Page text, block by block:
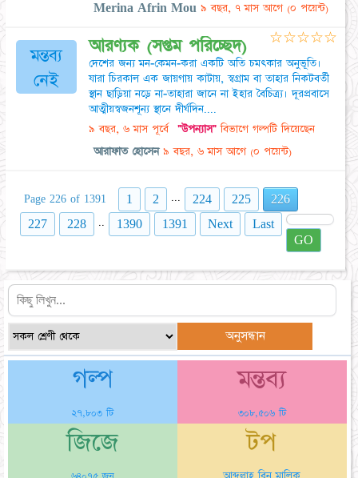
Merina Afrin Mou ৯ বছর, ৭ মাস আগে (০ পয়েন্ট)
মন্তব্য
নেই
আরণ্যক (সপ্তম পরিচ্ছেদ)
দেশের জন্য মন-কেমন-করা একটি অতি চমৎকার অনুভূতি।
যারা চিরকাল এক জায়গায় কাটায়, স্বগ্রাম বা তাহার নিকটবর্তী
স্থান ছাড়িয়া নড়ে না-তাহারা জানে না ইহার বৈচিত্র্য। দূরপ্রবাসে
আত্মীয়স্বজনশূন্য স্থানে দীর্ঘদিন....
৯ বছর, ৬ মাস পূর্বে "উপন্যাস"বিভাগে গল্পটি দিয়েছেন
আরাফাত হোসেন ৯ বছর, ৬ মাস আগে (০ পয়েন্ট)
☆☆☆☆☆
Page 226 of 1391 1 2 ... 224 225
226
227
228 .. 1390 1391 Next
Last
GO
গল্প
২৭,৮০৩ টি
মন্তব্য
৩০৮,৫০৬ টি
জিজে টপ